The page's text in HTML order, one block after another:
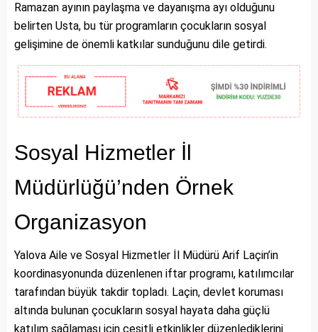
Ramazan ayının paylaşma ve dayanışma ayı olduğunu
belirten Usta, bu tür programların çocukların sosyal
gelişimine de önemli katkılar sunduğunu dile getirdi.
Sosyal Hizmetler İl
Müdürlüğü’nden Örnek
Organizasyon
Yalova Aile ve Sosyal Hizmetler İl Müdürü Arif Laçin’in
koordinasyonunda düzenlenen iftar programı, katılımcılar
tarafından büyük takdir topladı. Laçin, devlet koruması
altında bulunan çocukların sosyal hayata daha güçlü
katılım sağlaması için çeşitli etkinlikler düzenlediklerini